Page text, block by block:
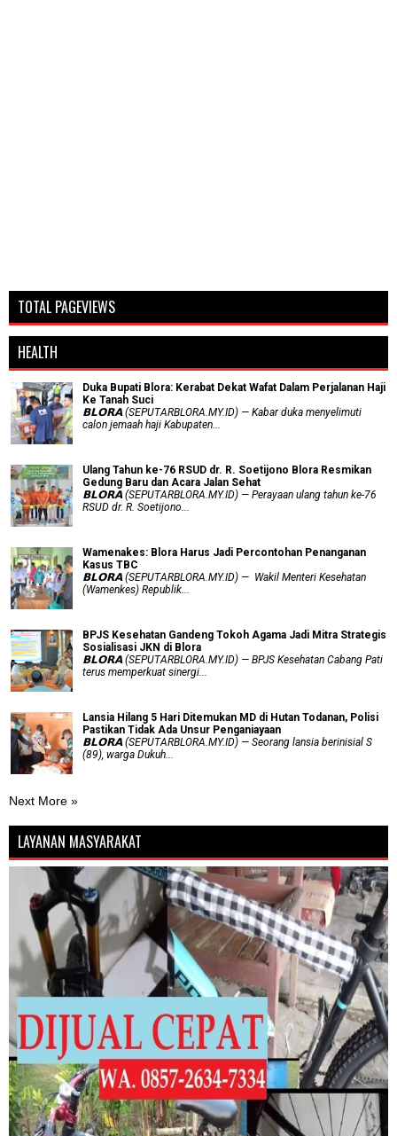
TOTAL PAGEVIEWS
HEALTH
Duka Bupati Blora: Kerabat Dekat Wafat Dalam Perjalanan Haji
Ke Tanah Suci
𝗕𝗟𝗢𝗥𝗔 (SEPUTARBLORA.MY.ID) — Kabar duka menyelimuti
calon jemaah haji Kabupaten...
Ulang Tahun ke-76 RSUD dr. R. Soetijono Blora Resmikan
Gedung Baru dan Acara Jalan Sehat
𝗕𝗟𝗢𝗥𝗔 (SEPUTARBLORA.MY.ID) — Perayaan ulang tahun ke-76
RSUD dr. R. Soetijono...
Wamenakes: Blora Harus Jadi Percontohan Penanganan
Kasus TBC
𝗕𝗟𝗢𝗥𝗔 (SEPUTARBLORA.MY.ID) — Wakil Menteri Kesehatan
(Wamenkes) Republik...
BPJS Kesehatan Gandeng Tokoh Agama Jadi Mitra Strategis
Sosialisasi JKN di Blora
𝗕𝗟𝗢𝗥𝗔 (SEPUTARBLORA.MY.ID) — BPJS Kesehatan Cabang Pati
terus memperkuat sinergi...
Lansia Hilang 5 Hari Ditemukan MD di Hutan Todanan, Polisi
Pastikan Tidak Ada Unsur Penganiayaan
𝗕𝗟𝗢𝗥𝗔 (SEPUTARBLORA.MY.ID) — Seorang lansia berinisial S
(89), warga Dukuh...
Next More »
LAYANAN MASYARAKAT